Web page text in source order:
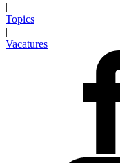
|
Topics
|
Vacatures